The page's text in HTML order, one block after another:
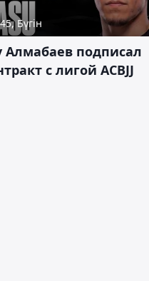
Бүгін
Алмабаев подписал
с лигой ACBJJ